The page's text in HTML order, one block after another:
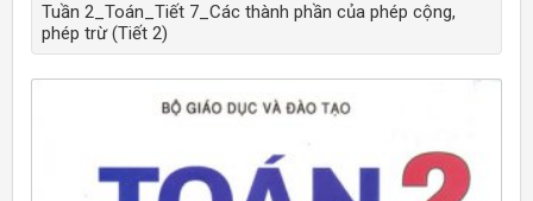
Tuần 2_Toán_Tiết 7_Các thành phần của phép cộng,
phép trừ (Tiết 2)